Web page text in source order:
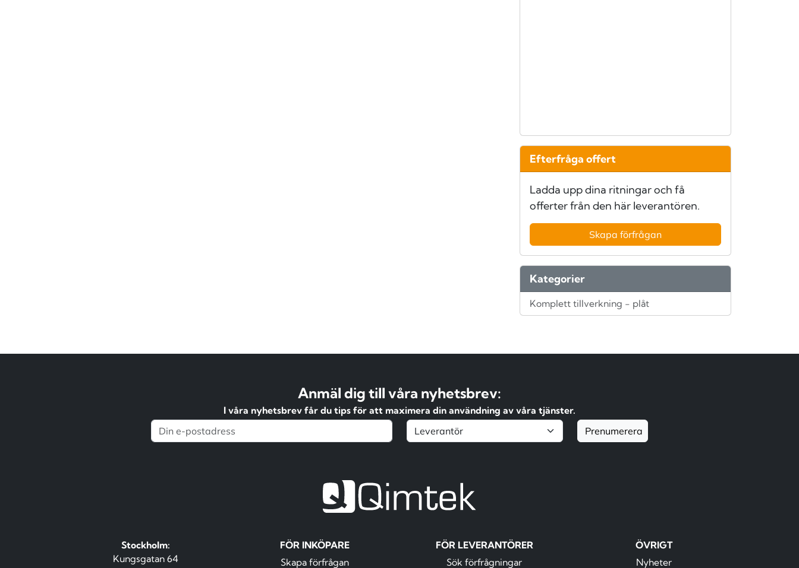
Efterfråga offert
Ladda upp dina ritningar och få
offerter från den här leverantören.
Skapa förfrågan
Kategorier
Komplett tillverkning - plåt
Anmäl dig till våra nyhetsbrev:
I våra nyhetsbrev får du tips för att maximera din användning av våra tjänster.
Prenumerera
Stockholm:
Kungsgatan 64
FÖR INKÖPARE
Skapa förfrågan
FÖR LEVERANTÖRER
Sök förfrågningar
ÖVRIGT
Nyheter